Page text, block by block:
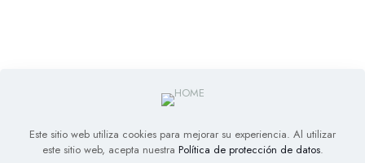
Este sitio web utiliza cookies para mejorar su experiencia. Al utilizar
este sitio web, acepta nuestra Política de protección de datos.